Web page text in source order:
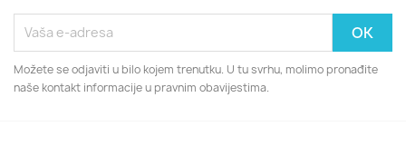
Možete se odjaviti u bilo kojem trenutku. U tu svrhu, molimo pronađite
naše kontakt informacije u pravnim obavijestima.